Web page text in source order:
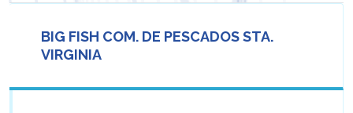
BIG FISH COM. DE PESCADOS STA.
VIRGINIA